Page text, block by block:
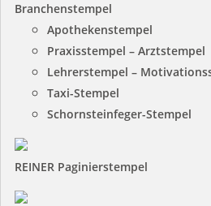
Branchenstempel
Apothekenstempel
Praxisstempel – Arztstempel
Lehrerstempel –
Taxi-Stempel
Schornsteinfeger-Stempel
REINER Paginierstempel